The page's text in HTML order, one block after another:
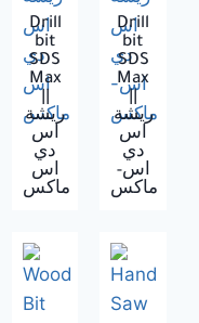
Drill
bit
SDS
Max
ريشة
اس
دي
اس
ماكس
Drill
bit
SDS
Max
||
ريشة
اس
دي
اس-
ماكس